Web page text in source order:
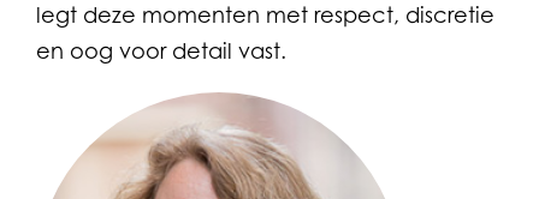
legt deze momenten met respect, discretie
en oog voor detail vast.